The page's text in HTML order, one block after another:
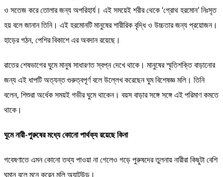
ও সতেজ করে তোলার জন্য অপরিহার্য। এই সময়েই শরীর থেকে ‘গ্রোথ হরমোন’ নিঃসৃত
হয় বলে জানান তিনি। এই হরমোনটি মানুষের শারীরিক বৃদ্ধি ও উচ্চতার জন্য প্রয়োজন।
হাড়ের গঠন, পেশির বিকাশে এর অবদান রয়েছে।
রাতের শেষভাগের ঘুমে মানুষ সাধারণত স্বপ্ন দেখে থাকে। মানুষের স্মৃতিশক্তি বাড়ানোর
জন্য এই ধাপটি অত্যন্ত গুরুত্বপূর্ণ বলে উল্লেখ করেছেন ঘুম বিশেষজ্ঞ মলি। তিনি
বলেন, শিশুরা অর্ধেক সময়ই গভীর ঘুমে থাকেন। বয়স বাড়ার সঙ্গে সঙ্গে এই পরিমাণ কমতে
থাকে।
ঘুমে নারী-পুরুষের মধ্যে কোনো পার্থক্য রয়েছে কিনা
গবেষণাতে এমন কোনো তথ্য পাওয়া না গেলেও গড়ে পুরুষদের তুলনায় নারীরা কিছুটা বেশি
ঘুমান বলে মনে করেন মলি অ্যাটউড।